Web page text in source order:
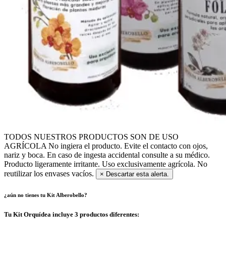
TODOS NUESTROS PRODUCTOS SON DE USO
AGRÍCOLA No ingiera el producto. Evite el contacto con ojos,
nariz y boca. En caso de ingesta accidental consulte a su médico.
Producto ligeramente irritante. Uso exclusivamente agrícola. No
reutilizar los envases vacíos.
× Descartar esta alerta.
¿aún no tienes tu Kit Alberobello?
Tu Kit Orquídea incluye 3 productos diferentes: